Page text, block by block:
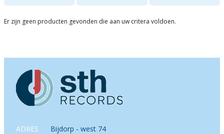
Er zijn geen producten gevonden die aan uw critera voldoen.
ADRES
Bijdorp - west 74